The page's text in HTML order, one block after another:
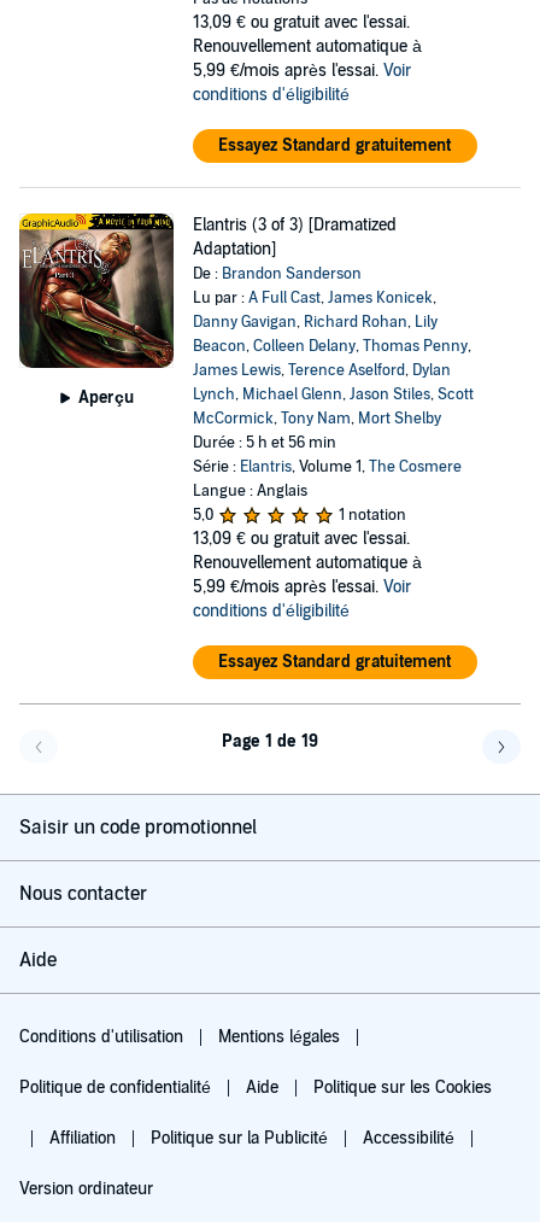
13,09 € ou gratuit avec l'essai.
Renouvellement automatique à
5,99 €/mois après l'essai. Voir
conditions d'éligibilité
Essayez Standard gratuitement
Aperçu
Elantris (3 of 3) [Dramatized
Adaptation]
De : Brandon Sanderson
Lu par :A Full Cast,James Konicek,
Danny Gavigan, Richard Rohan, Lily
Beacon,Colleen Delany,Thomas Penny,
James Lewis,Terence Aselford, Dylan
Lynch, Michael Glenn,Jason Stiles,Scott
McCormick,Tony Nam, Mort Shelby
Durée : 5 h et 56 min
Série : Elantris, Volume 1,The Cosmere
Langue : Anglais
5,0
1 notation
13,09 € ou gratuit avec l'essai.
Renouvellement automatique à
5,99 €/mois après l'essai. Voir
conditions d'éligibilité
Essayez Standard gratuitement
Page 1 de 19
Saisir un code promotionnel
Nous contacter
Aide
Conditions d'utilisation Mentions légales
Politique de confidentialité Aide Politique sur les Cookies
Affiliation Politique sur la Publicité Accessibilité
Version ordinateur